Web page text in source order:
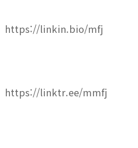
https://linkin.bio/mfj
https://linktr.ee/mmfj